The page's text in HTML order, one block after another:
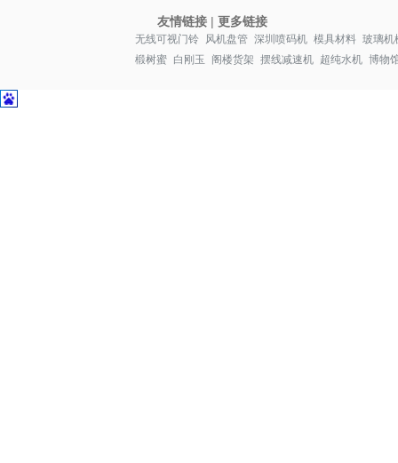
友情链接| 更多链接
无线可视门铃 风机盘管 深圳喷码机 模具材料 玻璃机
椴树蜜 白刚玉 阁楼货架 摆线减速机 超纯水机 博物